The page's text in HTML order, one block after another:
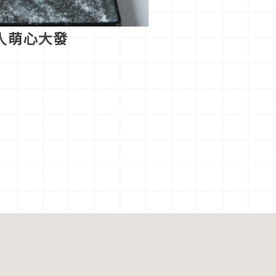
萌心大發